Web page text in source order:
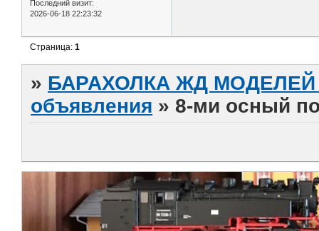
Последний визит:
2026-06-18 22:23:32
Страница:1
» БАРАХОЛКА ЖД МОДЕЛЕЙ
объявления » 8-ми осный